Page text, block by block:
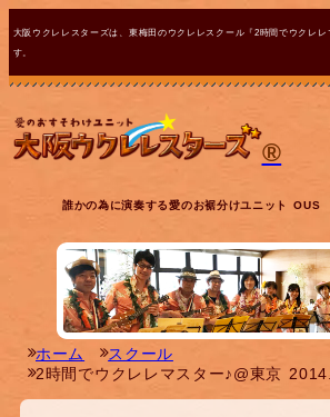
大阪ウクレレスターズは、東梅田のウクレレスクール『2時間でウクレ
す。
®
誰かの為に演奏する愛のお裾分けユニット OUS
ホーム
スクール
2時間でウクレレマスター♪@東京